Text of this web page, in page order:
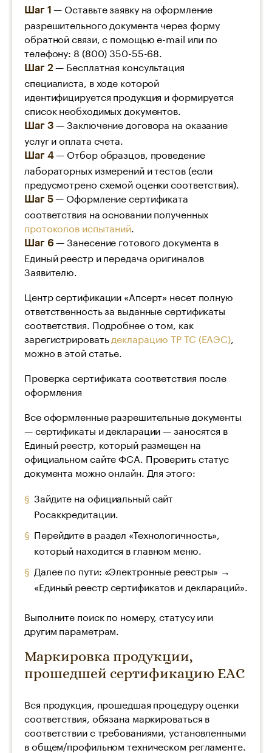
Шаг 1 — Оставьте заявку на оформление
разрешительного документа через форму
обратной связи, с помощью e-mail или по
телефону: 8 (800) 350-55-68.
Шаг 2 — Бесплатная консультация
специалиста, в ходе которой
идентифицируется продукция и формируется
список необходимых документов.
Шаг 3 — Заключение договора на оказание
услуг и оплата счета.
Шаг 4— Отбор образцов, проведение
лабораторных измерений и тестов (если
предусмотрено схемой оценки соответствия).
Шаг 5— Оформление сертификата
соответствия на основании полученных
протоколов испытаний.
Шаг 6 — Занесение готового документа в
Единый реестр и передача оригиналов
Заявителю.
Центр сертификации «Апсерт» несет полную
ответственность за выданные сертификаты
соответствия. Подробнее о том, как
зарегистрироватьдекларацию ТР ТС (ЕАЭС),
можно в этой статье.
Проверка сертификата соответствия после
оформления
Все оформленные разрешительные документы
— сертификаты и декларации — заносятся в
Единый реестр, который размещен на
официальном сайте ФСА. Проверить статус
документа можно онлайн. Для этого:
Зайдите на официальный сайт
Росаккредитации.
Перейдите в раздел «Технологичность»,
который находится в главном меню.
Далее по пути: «Электронные реестры» →
«Единый реестр сертификатов и деклараций».
Выполните поиск по номеру, статусу или
другим параметрам.
Маркировка продукции,
прошедшей сертификацию ЕАС
Вся продукция, прошедшая процедуру оценки
соответствия, обязана маркироваться в
соответствии с требованиями, установленными
в общем/профильном техническом регламенте.